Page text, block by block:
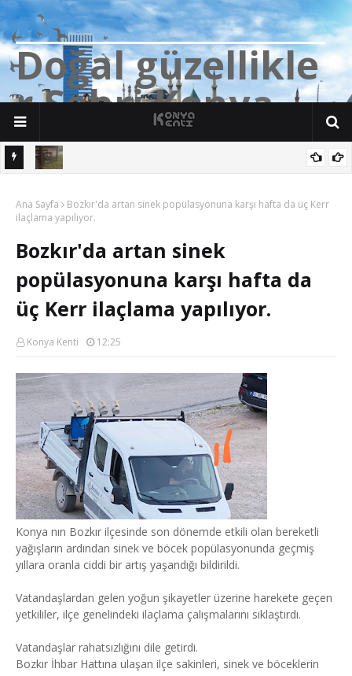
Doğalgüzellikle
rŞehriKonya
Ana Sayfa
Bozkır'da artan sinek popülasyonuna karşı hafta da üç Kerr
ilaçlama yapılıyor.
Bozkır'da artan sinek
popülasyonuna karşı hafta da
üç Kerr ilaçlama yapılıyor.
Konya Kenti 12:25
Konya nın Bozkır ilçesinde son dönemde etkili olan bereketli
yağışların ardından sinek ve böcek popülasyonunda geçmiş
yıllara oranla ciddi bir artış yaşandığı bildirildi.
Vatandaşlardan gelen yoğun şikayetler üzerine harekete geçen
yetkililer, ilçe genelindeki ilaçlama çalışmalarını sıklaştırdı.
Vatandaşlar rahatsızlığını dile getirdi.
Bozkır İhbar Hattına ulaşan ilçe sakinleri, sinek ve böceklerin